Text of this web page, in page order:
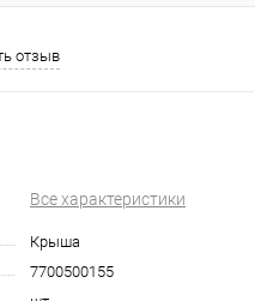
отзыв
Все характеристики
Крыша
7700500155